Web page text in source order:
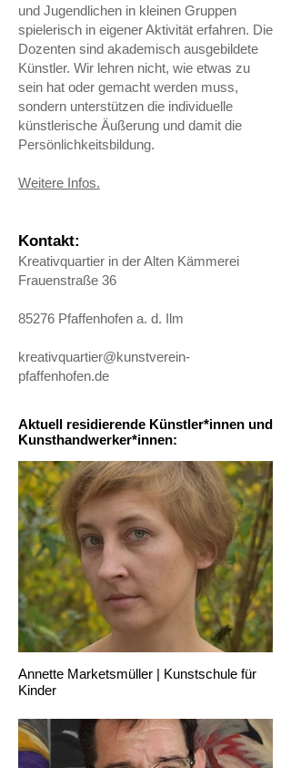
und Jugendlichen in kleinen Gruppen
spielerisch in eigener Aktivität erfahren. Die
Dozenten sind akademisch ausgebildete
Künstler. Wir lehren nicht, wie etwas zu
sein hat oder gemacht werden muss,
sondern unterstützen die individuelle
künstlerische Äußerung und damit die
Persönlichkeitsbildung.
Weitere Infos.
Kontakt:
Kreativquartier in der Alten Kämmerei
Frauenstraße 36
85276 Pfaffenhofen a. d. Ilm
kreativquartier@kunstverein-
pfaffenhofen.de
Aktuell residierende Künstler*innen und
Kunsthandwerker*innen:
Annette Marketsmüller | Kunstschule für
Kinder